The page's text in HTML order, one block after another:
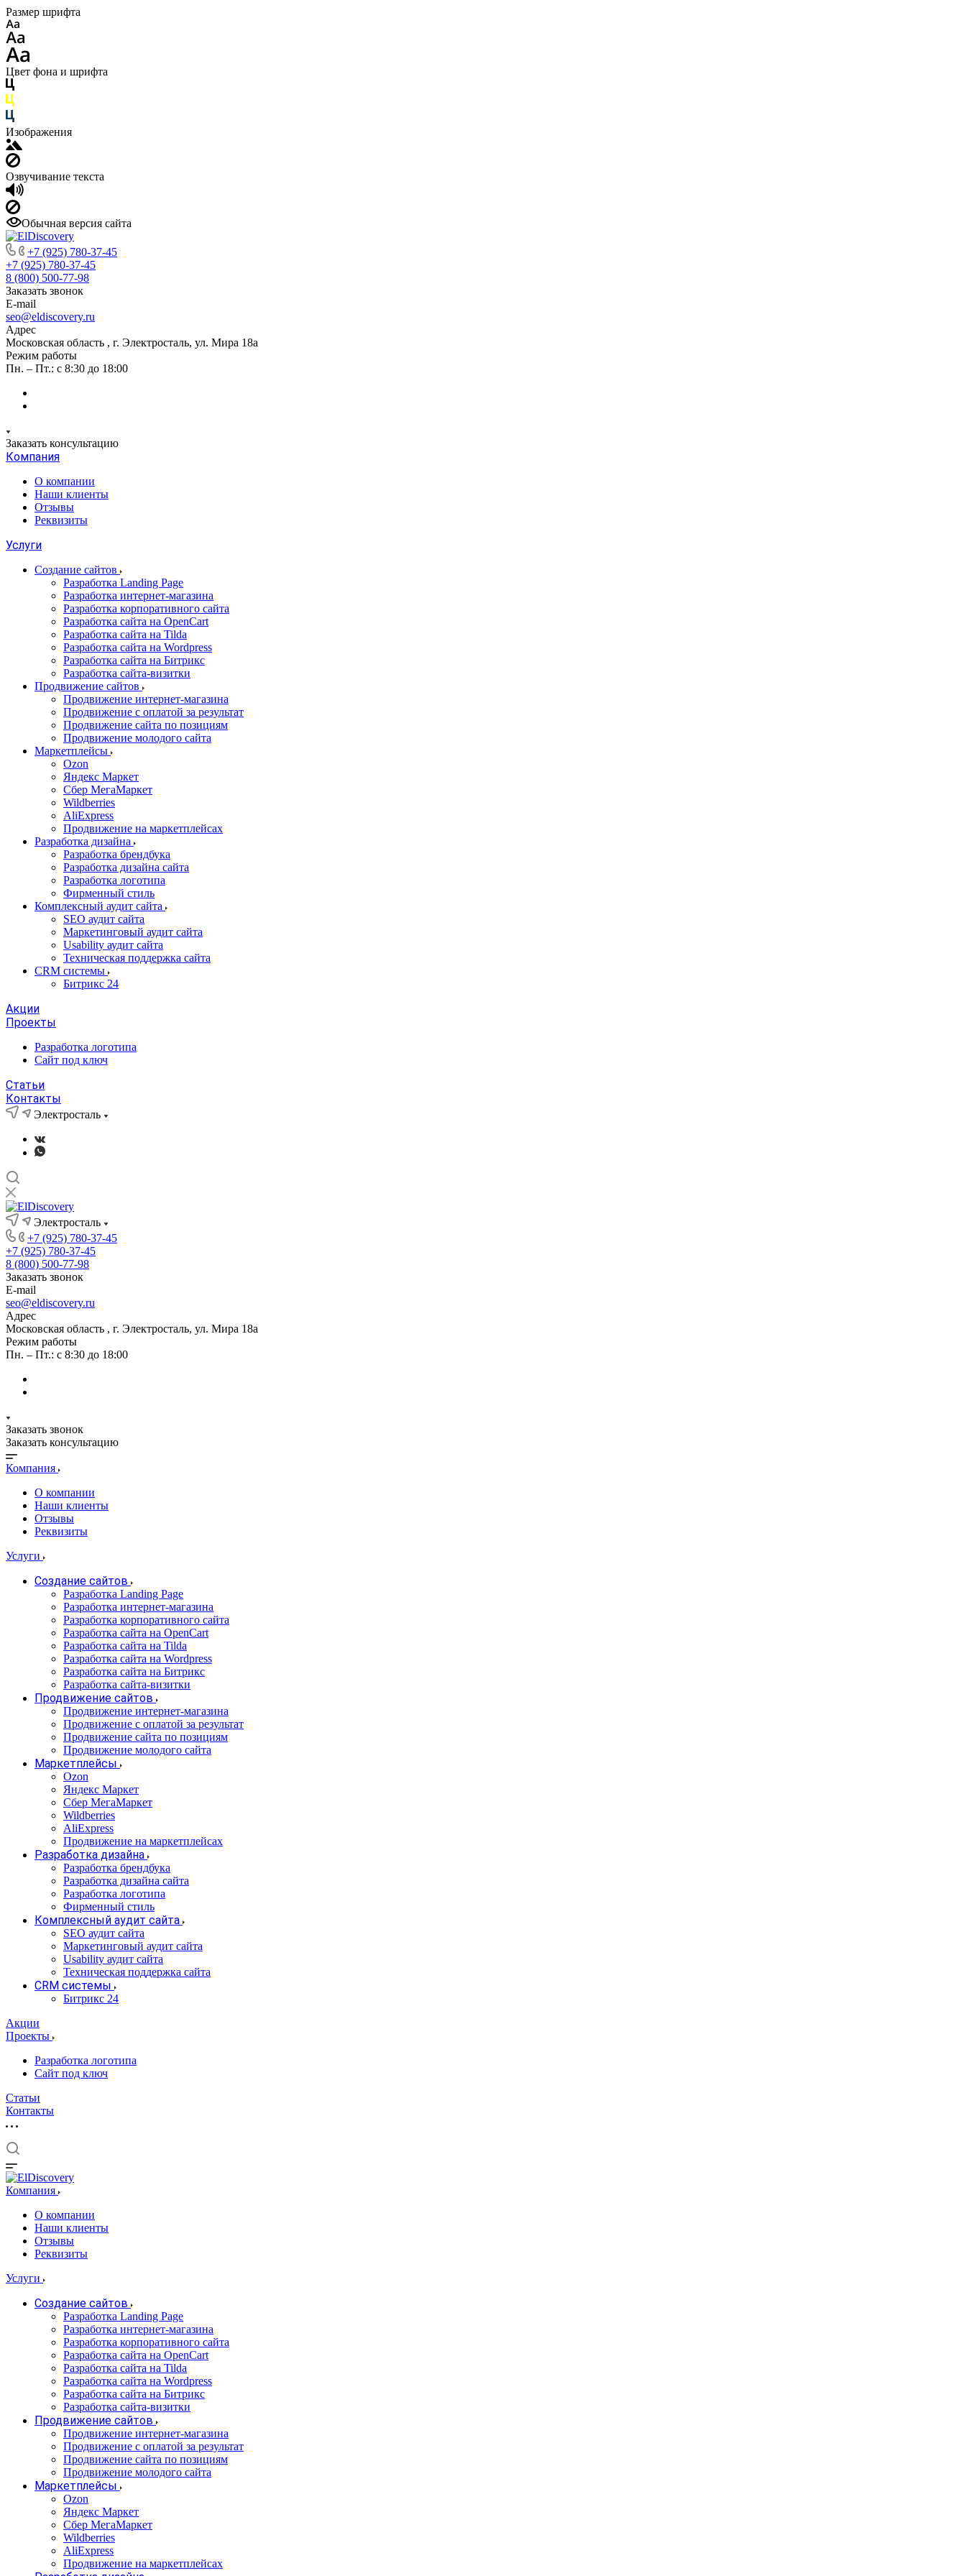
Размер шрифта
Цвет фона и шрифта
Изображения
Озвучивание текста
Обычная версия сайта
+7 (925) 780-37-45
+7 (925) 780-37-45
8 (800) 500-77-98
Заказать звонок
E-mail
seo@eldiscovery.ru
Адрес
Московская область , г. Электросталь, ул. Мира 18а
Режим работы
Пн. – Пт.: с 8:30 до 18:00
Заказать консультацию
Компания
О компании
Наши клиенты
Отзывы
Реквизиты
Услуги
Создание сайтов
Разработка Landing Page
Разработка интернет-магазина
Разработка корпоративного сайта
Разработка сайта на OpenCart
Разработка сайта на Tilda
Разработка сайта на Wordpress
Разработка сайта на Битрикс
Разработка сайта-визитки
Продвижение сайтов
Продвижение интернет-магазина
Продвижение с оплатой за результат
Продвижение сайта по позициям
Продвижение молодого сайта
Маркетплейсы
Ozon
Яндекс Маркет
Сбер МегаМаркет
Wildberries
AliExpress
Продвижение на маркетплейсах
Разработка дизайна
Разработка брендбука
Разработка дизайна сайта
Разработка логотипа
Фирменный стиль
Комплексный аудит сайта
SEO аудит сайта
Маркетинговый аудит сайта
Usability аудит сайта
Техническая поддержка сайта
CRM системы
Битрикс 24
Акции
Проекты
Разработка логотипа
Сайт под ключ
Статьи
Контакты
Электросталь
Электросталь
+7 (925) 780-37-45
+7 (925) 780-37-45
8 (800) 500-77-98
Заказать звонок
E-mail
seo@eldiscovery.ru
Адрес
Московская область , г. Электросталь, ул. Мира 18а
Режим работы
Пн. – Пт.: с 8:30 до 18:00
Заказать звонок
Заказать консультацию
Компания
О компании
Наши клиенты
Отзывы
Реквизиты
Услуги
Создание сайтов
Разработка Landing Page
Разработка интернет-магазина
Разработка корпоративного сайта
Разработка сайта на OpenCart
Разработка сайта на Tilda
Разработка сайта на Wordpress
Разработка сайта на Битрикс
Разработка сайта-визитки
Продвижение сайтов
Продвижение интернет-магазина
Продвижение с оплатой за результат
Продвижение сайта по позициям
Продвижение молодого сайта
Маркетплейсы
Ozon
Яндекс Маркет
Сбер МегаМаркет
Wildberries
AliExpress
Продвижение на маркетплейсах
Разработка дизайна
Разработка брендбука
Разработка дизайна сайта
Разработка логотипа
Фирменный стиль
Комплексный аудит сайта
SEO аудит сайта
Маркетинговый аудит сайта
Usability аудит сайта
Техническая поддержка сайта
CRM системы
Битрикс 24
Акции
Проекты
Разработка логотипа
Сайт под ключ
Статьи
Контакты
Компания
О компании
Наши клиенты
Отзывы
Реквизиты
Услуги
Создание сайтов
Разработка Landing Page
Разработка интернет-магазина
Разработка корпоративного сайта
Разработка сайта на OpenCart
Разработка сайта на Tilda
Разработка сайта на Wordpress
Разработка сайта на Битрикс
Разработка сайта-визитки
Продвижение сайтов
Продвижение интернет-магазина
Продвижение с оплатой за результат
Продвижение сайта по позициям
Продвижение молодого сайта
Маркетплейсы
Ozon
Яндекс Маркет
Сбер МегаМаркет
Wildberries
AliExpress
Продвижение на маркетплейсах